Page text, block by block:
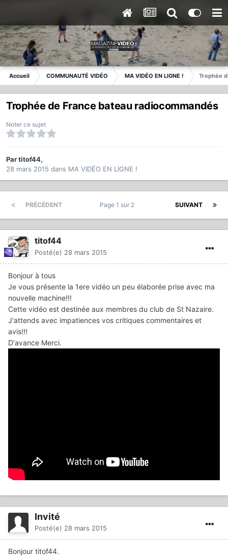
Accueil COMMUNAUTÉ VIDÉO MA VIDÉO EN LIGNE ! Trophée
Trophée de France bateau radiocommandés
Noter ce sujet
Partitof44,
28 mars 2015 dans MA VIDÉO EN LIGNE !
PRÉCÉDENT SUIVANT
Page 1 sur 2
titof44
Posté(e) 28 mars 2015
Bonjour à tous
Je vous présente la 1ere vidéo un peu élaborée prise avec ma
nouvelle machine!!!
Cette vidéo est destinée aux membres du club de St Nazaire.
J'attends avec impatiences vos critiques commentaires et
avis!!!
D'avance Merci.
Invité
Posté(e) 28 mars 2015
Bonjour titof44.